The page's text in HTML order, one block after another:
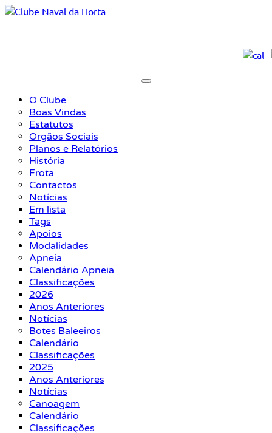
O Clube
Boas Vindas
Estatutos
Orgãos Sociais
Planos e Relatórios
História
Frota
Contactos
Notícias
Em lista
Tags
Apoios
Modalidades
Apneia
Calendário Apneia
Classificações
2026
Anos Anteriores
Notícias
Botes Baleeiros
Calendário
Classificações
2025
Anos Anteriores
Notícias
Canoagem
Calendário
Classificações